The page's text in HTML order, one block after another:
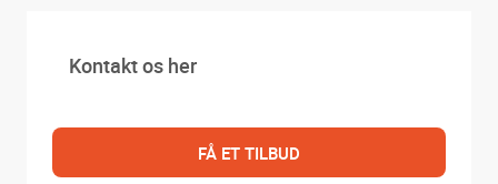
Kontakt os her
FÅ ET TILBUD